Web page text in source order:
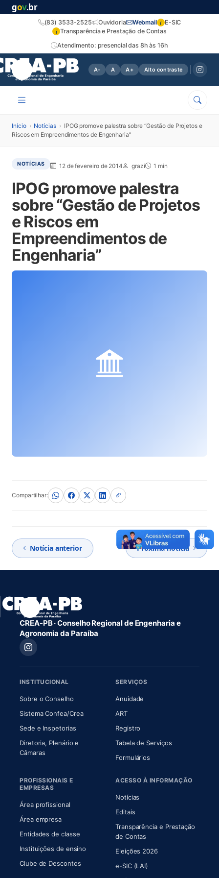
gov.br
Atendimento: presencial das 8h às 16h
(83) 3533-2525 Ouvidoria Webmail i E-SIC
i Transparência e Prestação de Contas
A- A A+ Alto contraste
Início › Notícias › IPOG promove palestra sobre “Gestão de Projetos e
Riscos em Empreendimentos de Engenharia”
NOTÍCIAS 12 de fevereiro de 2014 grazi 1 min
IPOG promove palestra
sobre “Gestão de Projetos
e Riscos em
Empreendimentos de
Engenharia”
Compartilhar:
Notícia anterior Próxima notícia
CREA-PB · Conselho Regional de Engenharia e
Agronomia da Paraíba
INSTITUCIONAL
Sobre o Conselho(abre em nova aba)
Sistema Confea/Crea(abre em nova aba)
Sede e Inspetorias
Diretoria, Plenário e
Câmaras(abre em nova aba)
SERVIÇOS
Anuidade
ART(abre em nova aba)
Registro
Tabela de Serviços
Formulários
PROFISSIONAIS E
EMPRESAS
Área profissional
Área empresa
Entidades de classe
Instituições de ensino
Clube de Descontos
ACESSO À INFORMAÇÃO
Notícias
Editais
Transparência e Prestação
de Contas
Eleições 2026
e-SIC (LAI)